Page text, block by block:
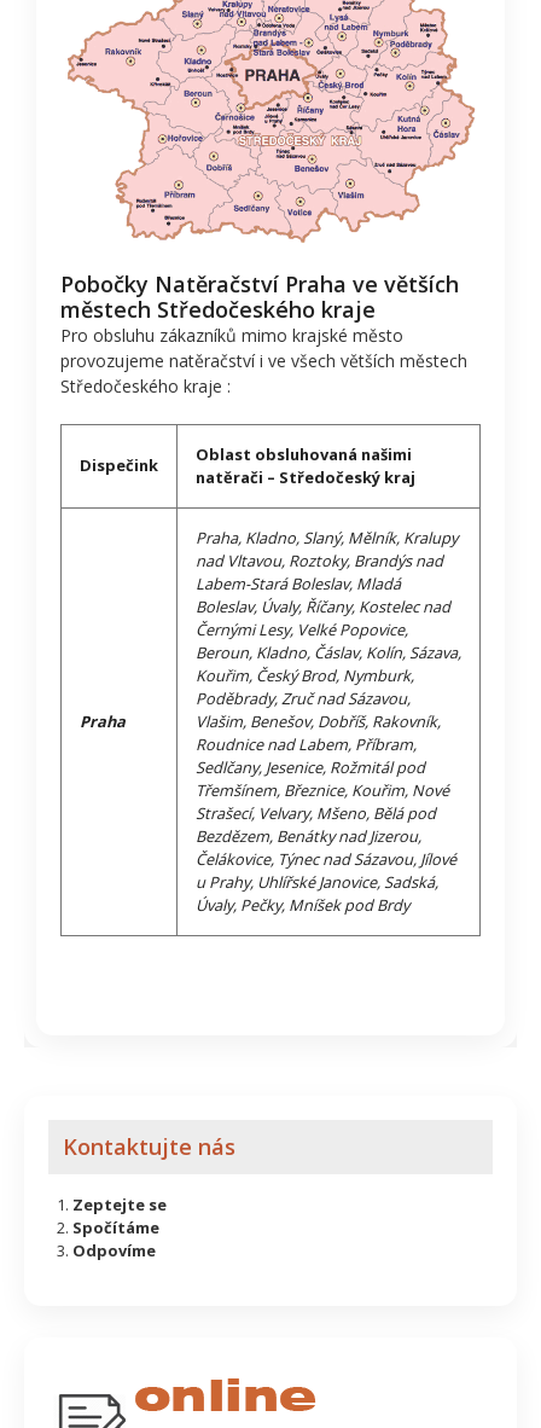
Pobočky Natěračství Praha ve větších
městech Středočeského kraje
Pro obsluhu zákazníků mimo krajské město
provozujeme natěračství i ve všech větších městech
Středočeského kraje :
Dispečink
Oblast obsluhovaná našimi
natěrači – Středočeský kraj
Praha
Praha, Kladno, Slaný, Mělník, Kralupy
nad Vltavou, Roztoky, Brandýs nad
Labem-Stará Boleslav, Mladá
Boleslav, Úvaly, Říčany, Kostelec nad
Černými Lesy, Velké Popovice,
Beroun, Kladno, Čáslav, Kolín, Sázava,
Kouřim, Český Brod, Nymburk,
Poděbrady, Zruč nad Sázavou,
Vlašim, Benešov, Dobříš, Rakovník,
Roudnice nad Labem, Příbram,
Sedlčany, Jesenice, Rožmitál pod
Třemšínem, Březnice, Kouřim, Nové
Strašecí, Velvary, Mšeno, Bělá pod
Bezdězem, Benátky nad Jizerou,
Čelákovice, Týnec nad Sázavou, Jílové
u Prahy, Uhlířské Janovice, Sadská,
Úvaly, Pečky, Mníšek pod Brdy
Kontaktujte nás
Zeptejte se
Spočítáme
Odpovíme